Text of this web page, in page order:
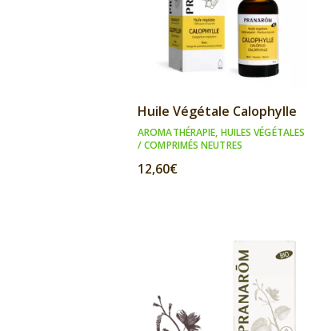
Huile Végétale Calophylle
AROMATHÉRAPIE, HUILES VÉGÉTALES
/ COMPRIMÉS NEUTRES
12,60€